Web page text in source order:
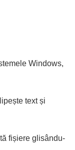
Windows,
text și
fișiere glisându-